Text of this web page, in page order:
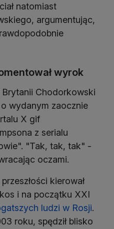
natomiast
argumentując,
wyrok
Chodorkowski
wydanym zaocznie
X gif
z serialu
"Tak, tak, tak" -
oczami.
kierował
i na początku XXI
ludzi w Rosji.
roku, spędził blisko